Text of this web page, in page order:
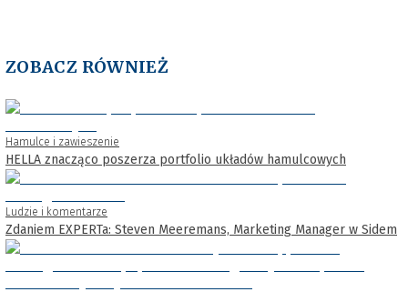
ZOBACZ RÓWNIEŻ
Hamulce i zawieszenie
HELLA znacząco poszerza portfolio układów hamulcowych
Ludzie i komentarze
Zdaniem EXPERTa: Steven Meeremans, Marketing Manager w Sidem